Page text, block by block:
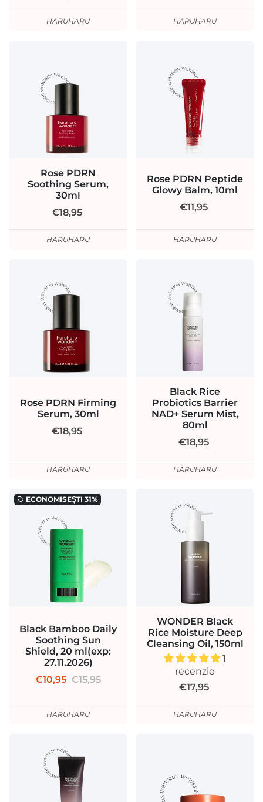
HARUHARU HARUHARU
Rose PDRN
Soothing Serum,
30ml
€18,95
HARUHARU
Rose PDRN Peptide
Glowy Balm, 10ml
€11,95
HARUHARU
Rose PDRN Firming
Serum, 30ml
€18,95
HARUHARU
Black Rice
Probiotics Barrier
NAD+ Serum Mist,
80ml
€18,95
HARUHARU
local_offer ECONOMISEȘTI 31%
Black Bamboo Daily
Soothing Sun
Shield, 20 ml(exp:
27.11.2026)
€10,95 €15,95
HARUHARU
WONDER Black
Rice Moisture Deep
Cleansing Oil, 150ml
1
recenzie
€17,95
HARUHARU